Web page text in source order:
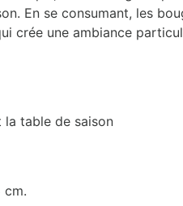
En se consumant, les
crée une ambiance
la table de saison
cm.